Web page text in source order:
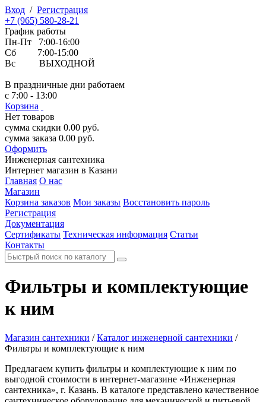
Вход / Регистрация
+7 (965) 580-28-21
График работы
Пн-Пт 7:00-16:00
Сб 7:00-15:00
Вс ВЫХОДНОЙ
В праздничные дни работаем
с 7:00 - 13:00
Корзина
Нет товаров
сумма скидки 0.00 руб.
сумма заказа 0.00 руб.
Оформить
Инженерная сантехника
Интернет магазин в Казани
Главная О нас
Магазин
Корзина заказов Мои заказы Восстановить пароль
Регистрация
Документация
Сертификаты Техническая информация Статьи
Контакты
Фильтры и комплектующие
к ним
Магазин сантехники / Каталог инженерной сантехники /
Фильтры и комплектующие к ним
Предлагаем купить фильтры и комплектующие к ним по
выгодной стоимости в интернет-магазине «Инженерная
сантехника», г. Казань. В каталоге представлено качественное